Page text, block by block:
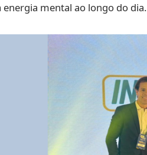
energia mental ao longo do dia.